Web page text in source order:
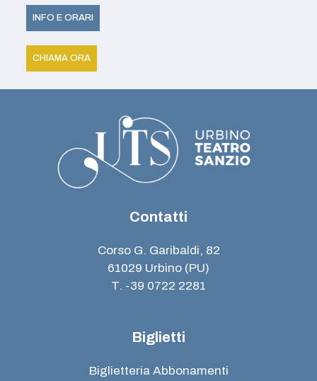
INFO E ORARI
CHIAMA ORA
Contatti
Corso G. Garibaldi, 82
61029 Urbino (PU)
T. -39 0722 2281
Biglietti
Biglietteria Abbonamenti